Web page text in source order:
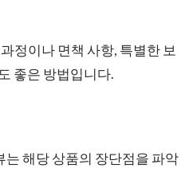
정이나 면책 사항, 특별한 보
좋은 방법입니다.
해당 상품의 장단점을 파악